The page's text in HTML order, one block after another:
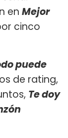
en Mejor
cinco
puede
de rating,
Te doy